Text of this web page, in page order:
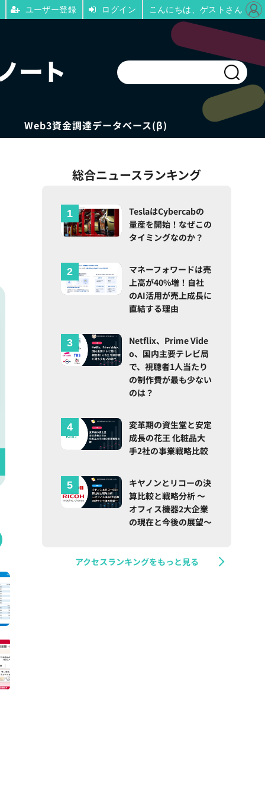
Web3資金調達データベース(β)
総合ニュースランキング
TeslaはCybercabの
量産を開始！なぜこの
タイミングなのか？
マネーフォワードは売
上高が40%増！自社
のAI活用が売上成長に
直結する理由
Netflix、Prime Vide
o、国内主要テレビ局
で、視聴者1人当たり
の制作費が最も少ない
のは？
変革期の資生堂と安定
成長の花王 化粧品大
手2社の事業戦略比較
キヤノンとリコーの決
算比較と戦略分析 ～
オフィス機器2大企業
の現在と今後の展望～
アクセスランキングをもっと見る
ユーザー登録 ログイン こんにちは、ゲストさん